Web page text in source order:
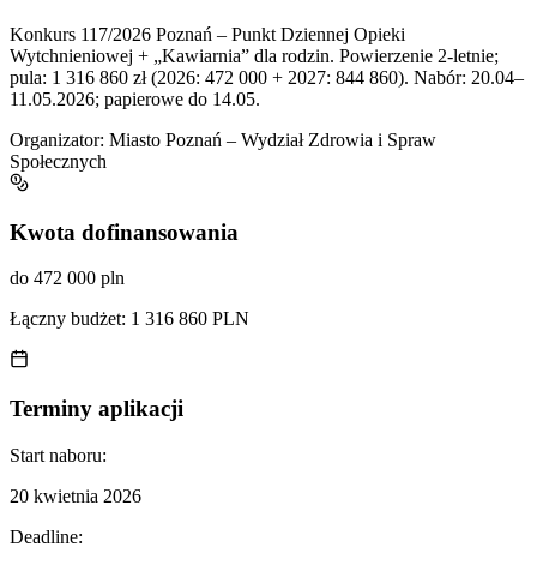
Konkurs 117/2026 Poznań – Punkt Dziennej Opieki
Wytchnieniowej + „Kawiarnia” dla rodzin. Powierzenie 2-letnie;
pula: 1 316 860 zł (2026: 472 000 + 2027: 844 860). Nabór: 20.04–
11.05.2026; papierowe do 14.05.
Organizator: Miasto Poznań – Wydział Zdrowia i Spraw
Społecznych
Kwota dofinansowania
do 472 000 pln
Łączny budżet: 1 316 860 PLN
Terminy aplikacji
Start naboru:
20 kwietnia 2026
Deadline: